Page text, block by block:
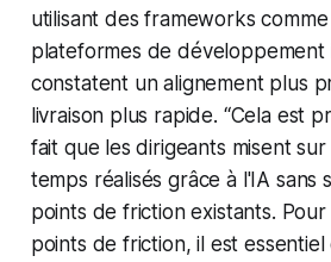
utilisant des frameworks comme
plateformes de développement
constatent un alignement plus
livraison plus rapide. “Cela est
fait que les dirigeants misent sur
temps réalisés grâce à l'IA sans
points de friction existants.
points de friction, il est